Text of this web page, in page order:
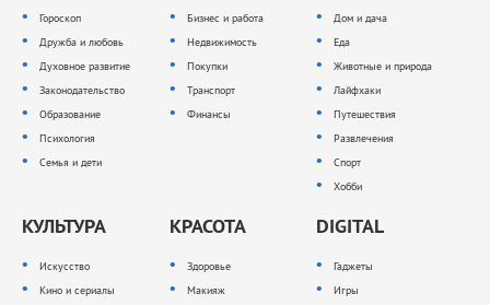
Гороскоп
Дружба и любовь
Духовное развитие
Законодательство
Образование
Психология
Семья и дети
Бизнес и работа
Недвижимость
Покупки
Транспорт
Финансы
Дом и дача
Еда
Животные и природа
Лайфхаки
Путешествия
Развлечения
Спорт
Хобби
КУЛЬТУРА
Искусство
Кино и сериалы
КРАСОТА
Здоровье
Макияж
DIGITAL
Гаджеты
Игры